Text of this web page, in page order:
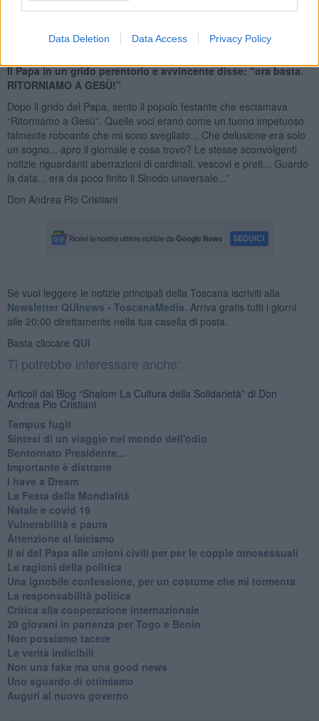
Data Deletion Data Access Privacy Policy
inammissibili sul fronte dei diritti e della libertà. Il Vangelo di Cristo
tradito, tradito, tradito… Lo Spirito di profezia soffocato.
Il Papa in un grido perentorio e avvincente disse: “ora basta.
RITORNIAMO A GESÙ!”
Dopo il grido del Papa, sento il popolo festante che esclamava
“Ritorniamo a Gesù”. Quelle voci erano come un tuono impetuoso
talmente roboante che mi sono svegliato... Che delusione era solo
un sogno... apro il giornale e cosa trovo? Le stesse sconvolgenti
notizie riguardanti aberrazioni di cardinali, vescovi e preti... Guardo
la data... era da poco finito il Sinodo universale...”
Don Andrea Pio Cristiani
Se vuoi leggere le notizie principali della Toscana iscriviti alla
Newsletter QUInews - ToscanaMedia. Arriva gratis tutti i giorni
alle 20:00 direttamente nella tua casella di posta.
Basta cliccare QUI
Ti potrebbe interessare anche:
Articoli dal Blog “Shalom La Cultura della Solidarietà” di Don
Andrea Pio Cristiani
​Tempus fugit
​Sintesi di un viaggio nel mondo dell'odio
Bentornato Presidente...
Importante è distrarre
​I have a Dream
La Festa della Mondialità
Natale e covid 19
Vulnerabilità e paura
Attenzione al laicismo
Il si del Papa alle unioni civili per per le coppie omosessuali
Le ragioni della politica
​Una ignobile confessione, per un costume che mi tormenta
La responsabilità politica
Critica alla cooperazione internazionale
20 giovani in partenza per Togo e Benin
​Non possiamo tacere
​Le verità indicibili
Non una fake ma una good news
Uno sguardo di ottimismo
Auguri al nuovo governo